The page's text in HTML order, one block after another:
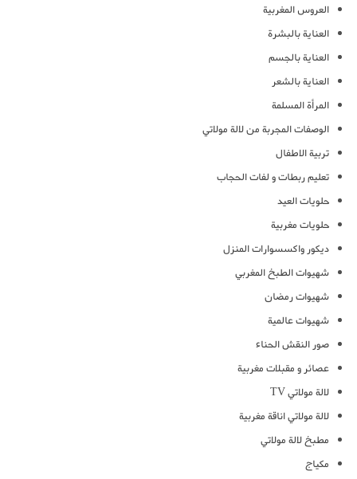
العروس المغربية
العناية بالبشرة
العناية بالجسم
العناية بالشعر
المرأة المسلمة
الوصفات المجربة من لالة مولاتي
تربية الاطفال
تعليم ربطات و لفات الحجاب
حلويات العيد
حلويات مغربية
ديكور واكسسوارات المنزل
شهيوات الطبخ المغربي
شهيوات رمضان
شهيوات عالمية
صور النقش الحناء
عصائر و مقبلات مغربية
لالة مولاتي TV
لالة مولاتي اناقة مغربية
مطبخ لالة مولاتي
مكياج